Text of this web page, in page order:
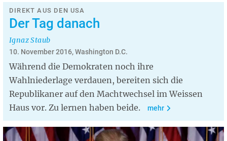
DIREKT AUS DEN USA
Der Tag danach
Ignaz Staub
10. November 2016, Washington D.C.
Während die Demokraten noch ihre
Wahlniederlage verdauen, bereiten sich die
Republikaner auf den Machtwechsel im Weissen
Haus vor. Zu lernen haben beide.
mehr